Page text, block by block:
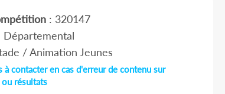
: 320147
/ Animation Jeunes
à contacter en cas d'erreur de contenu sur
résultats